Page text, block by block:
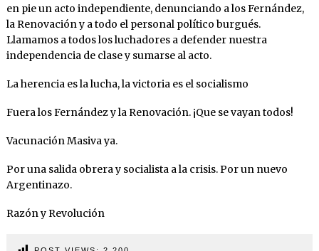
en pie un acto independiente, denunciando a los Fernández,
la Renovación y a todo el personal político burgués.
Llamamos a todos los luchadores a defender nuestra
independencia de clase y sumarse al acto.
La herencia es la lucha, la victoria es el socialismo
Fuera los Fernández y la Renovación. ¡Que se vayan todos!
Vacunación Masiva ya.
Por una salida obrera y socialista a la crisis. Por un nuevo
Argentinazo.
Razón y Revolución